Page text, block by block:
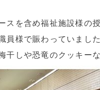
スを含め福祉施設様の
員様で賑わっていまし
干しや恐竜のクッキー